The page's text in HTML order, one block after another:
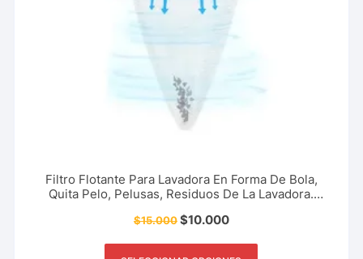
Filtro Flotante Para Lavadora En Forma De Bola,
Quita Pelo, Pelusas, Residuos De La Lavadora.
$15.000$10.000